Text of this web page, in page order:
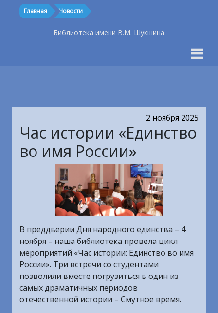
Главная Новости
Библиотека имени В.М. Шукшина
2 ноября 2025
Час истории «Единство
во имя России»
В преддверии Дня народного единства – 4
ноября – наша библиотека провела цикл
мероприятий «Час истории: Единство во имя
России». Три встречи со студентами
позволили вместе погрузиться в один из
самых драматичных периодов
отечественной истории – Смутное время.